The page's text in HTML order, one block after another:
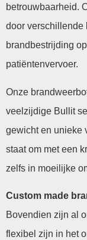
betrouwbaarheid.
door verschillende
brandbestrijding
patiëntenvervoer.
Onze
veelzijdige Bullit
gewicht en unieke
staat om met een
zelfs in moeilijke
Custom made
Bovendien zijn al
flexibel zijn in het